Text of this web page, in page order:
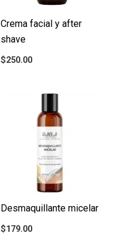
Crema facial y after
shave
$250.00
Desmaquillante micelar
$179.00